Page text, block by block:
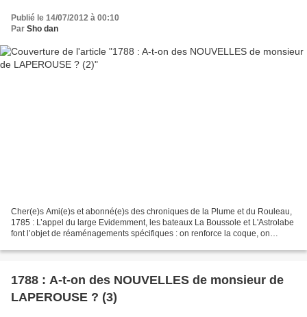
Publié le 14/07/2012 à 00:10
Par Sho dan
Cher(e)s Ami(e)s et abonné(e)s des chroniques de la Plume et du Rouleau,
1785 : L’appel du large Evidemment, les bateaux La Boussole et L'Astrolabe
font l’objet de réaménagements spécifiques : on renforce la coque, on
1788 : A-t-on des NOUVELLES de monsieur de
LAPEROUSE ? (3)